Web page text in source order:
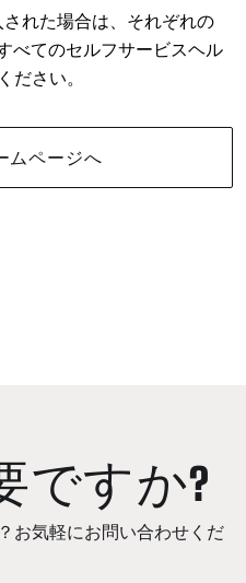
れた場合は、それぞれの
べてのセルフサービスヘル
ださい。
ムページへ
ですか?
お気軽にお問い合わせくだ